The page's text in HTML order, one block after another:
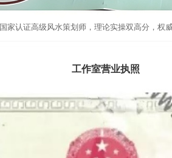
国家认证高级风水策划师，理论实操双高分，权
工作室营业执照